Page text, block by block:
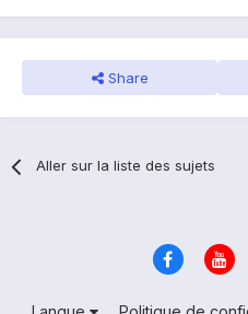
Share
Aller sur la liste des sujets